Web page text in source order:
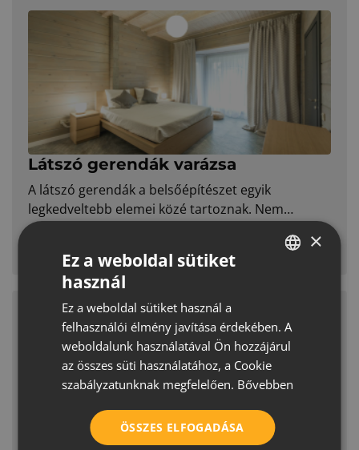
Látszó gerendák varázsa
A látszó gerendák a belsőépítészet egyik
legkedveltebb elemei közé tartoznak. Nem
véletlenül, hiszen önmagukban képesek
ROMANIAN
SERBIAN
×
Ez a weboldal sütiket
használ
Ez a weboldal sütiket használ a
felhasználói élmény javítása érdekében. A
weboldalunk használatával Ön hozzájárul
az összes süti használatához, a Cookie
szabályzatunknak megfelelően. Bővebben
ÖSSZES ELFOGADÁSA